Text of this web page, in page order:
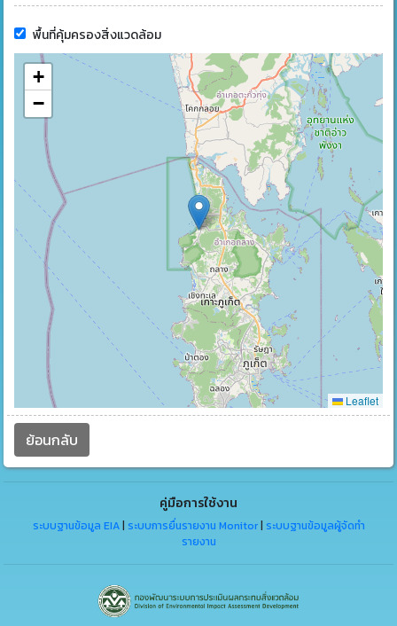
พื้นที่คุ้มครองสิ่งแวดล้อม
+
−
Leaflet
ย้อนกลับ
คู่มือการใช้งาน
ระบบฐานข้อมูล EIA| ระบบการยื่นรายงาน Monitor| ระบบฐานข้อมูลผู้จัดทำ
รายงาน